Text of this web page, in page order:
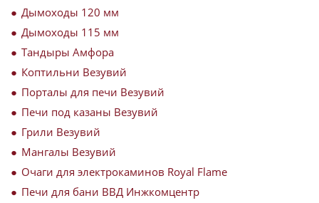
Дымоходы 120 мм
Дымоходы 115 мм
Тандыры Амфора
Коптильни Везувий
Порталы для печи Везувий
Печи под казаны Везувий
Грили Везувий
Мангалы Везувий
Очаги для электрокаминов Royal Flame
Печи для бани ВВД Инжкомцентр